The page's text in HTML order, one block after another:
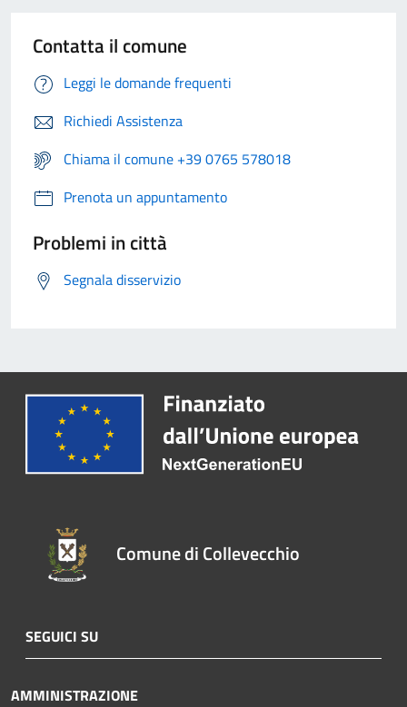
Contatta il comune
Leggi le domande frequenti
Richiedi Assistenza
Chiama il comune +39 0765 578018
Prenota un appuntamento
Problemi in città
Segnala disservizio
Comune di Collevecchio
SEGUICI SU
AMMINISTRAZIONE